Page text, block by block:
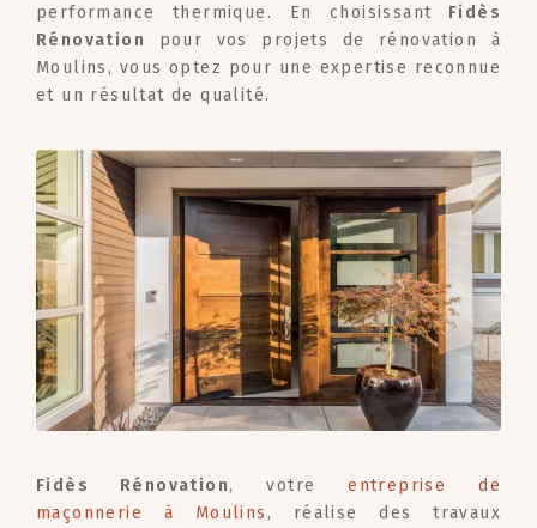
performance thermique. En choisissant Fidès
Rénovation
pour vos projets de rénovation à
Moulins, vous optez pour une expertise reconnue
et un résultat de qualité.
Fidès Rénovation, votreentreprise de
maçonnerie à Moulins , réalise des travaux